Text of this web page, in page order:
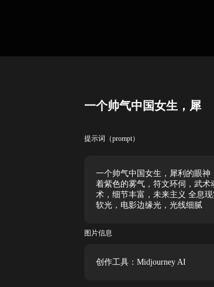
一个帅气中国女生，犀
提示词（prompt）
一个帅气中国女生，犀利的眼
着紫色的雾气，符文环伺，武
术，细节丰富，未来主义 全息
软光，电影边缘光，光线细腻
图片信息
创作工具：Midjourney AI